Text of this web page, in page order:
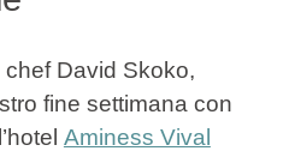
David Skoko,
fine settimana con
Aminess Vival